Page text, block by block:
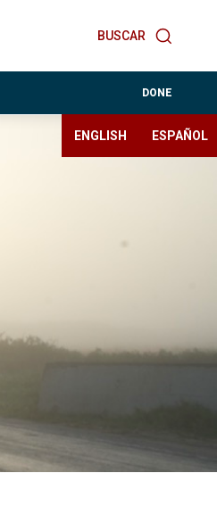
BUSCAR
DONE
ENGLISH ESPAÑOL